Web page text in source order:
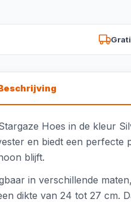
Hoes in de kleur
en biedt een perfecte
blijft.
in verschillende
dikte van 24 tot 27 cm.